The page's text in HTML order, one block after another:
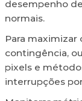
desempenho
normais.
Para maximizar
contingência,
pixels e
interrupções